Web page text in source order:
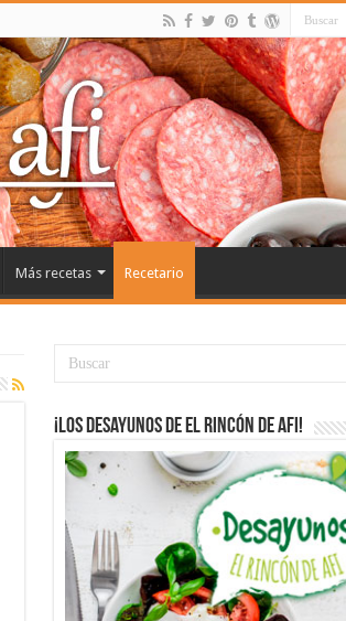
Más recetas Recetario
¡Los desayunos de El Rincón de Afi!